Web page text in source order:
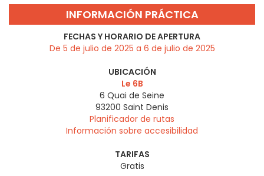
INFORMACIÓN PRÁCTICA
FECHAS Y HORARIO DE APERTURA
De 5 de julio de 2025 a 6 de julio de 2025
UBICACIÓN
Le 6B
6 Quai de Seine
93200 Saint Denis
Planificador de rutas
Información sobre accesibilidad
TARIFAS
Gratis